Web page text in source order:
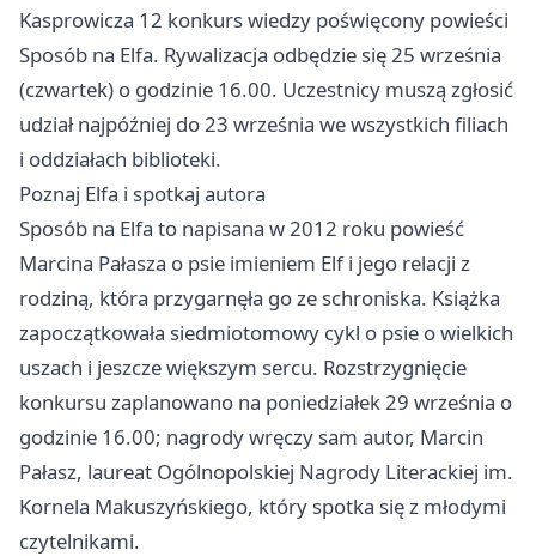
Kasprowicza 12 konkurs wiedzy poświęcony powieści
Sposób na Elfa. Rywalizacja odbędzie się 25 września
(czwartek) o godzinie 16.00. Uczestnicy muszą zgłosić
udział najpóźniej do 23 września we wszystkich filiach
i oddziałach biblioteki.
Poznaj Elfa i spotkaj autora
Sposób na Elfa to napisana w 2012 roku powieść
Marcina Pałasza o psie imieniem Elf i jego relacji z
rodziną, która przygarnęła go ze schroniska. Książka
zapoczątkowała siedmiotomowy cykl o psie o wielkich
uszach i jeszcze większym sercu. Rozstrzygnięcie
konkursu zaplanowano na poniedziałek 29 września o
godzinie 16.00; nagrody wręczy sam autor, Marcin
Pałasz, laureat Ogólnopolskiej Nagrody Literackiej im.
Kornela Makuszyńskiego, który spotka się z młodymi
czytelnikami.